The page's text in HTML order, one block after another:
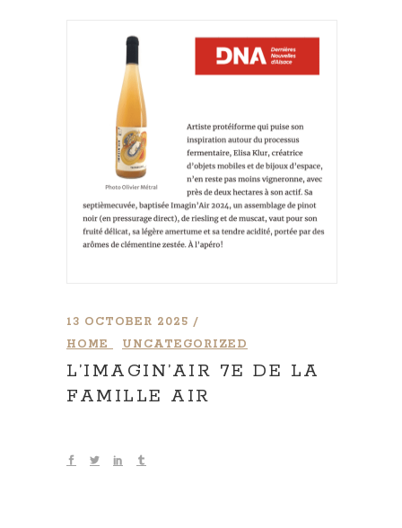
13 OCTOBER 2025
HOME
UNCATEGORIZED
L’IMAGIN’AIR 7E DE LA
FAMILLE AIR